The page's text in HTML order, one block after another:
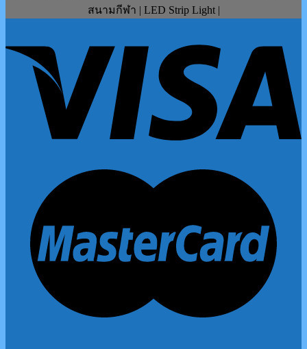
สนามกีฬา | LED Strip Light |